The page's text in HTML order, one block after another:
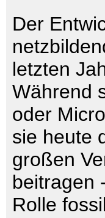
Der
letzten
Während
oder
sie heute
großen
beitragen
Rolle